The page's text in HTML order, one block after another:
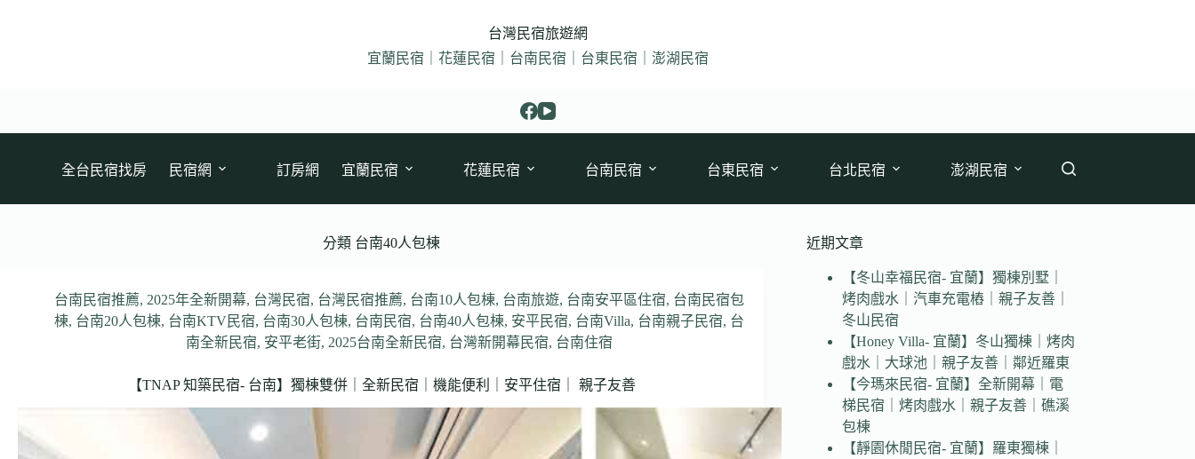
台灣民宿旅遊網
宜蘭民宿｜花蓮民宿｜台南民宿｜台東民宿｜澎湖民宿
全台民宿找房 民宿網 訂房網 宜蘭民宿 花蓮民宿 台南民宿 台東民宿 台北民宿 澎湖民宿
分類 台南40人包棟
台南民宿推薦, 2025年全新開幕, 台灣民宿, 台灣民宿推薦, 台南10人包棟, 台南旅遊, 台南安平區住宿, 台南民宿包
棟, 台南20人包棟, 台南KTV民宿, 台南30人包棟, 台南民宿, 台南40人包棟, 安平民宿, 台南Villa, 台南親子民宿, 台
南全新民宿, 安平老街, 2025台南全新民宿, 台灣新開幕民宿, 台南住宿
【TNAP 知築民宿- 台南】獨棟雙併｜全新民宿｜機能便利｜安平住宿｜ 親子友善
近期文章
【冬山幸福民宿- 宜蘭】獨棟別墅｜
烤肉戲水｜汽車充電樁｜親子友善｜
冬山民宿
【Honey Villa- 宜蘭】冬山獨棟｜烤肉
戲水｜大球池｜親子友善｜鄰近羅東
【今瑪來民宿- 宜蘭】全新開幕｜電
梯民宿｜烤肉戲水｜親子友善｜礁溪
包棟
【靜園休閒民宿- 宜蘭】羅東獨棟｜